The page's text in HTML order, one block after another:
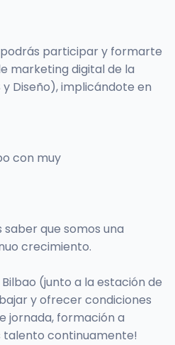
podrás participar y formarte
marketing digital de la
y Diseño), implicándote en
con muy
saber que somos una
crecimiento.
(junto a la estación de
y ofrecer condiciones
jornada, formación a
talento continuamente!